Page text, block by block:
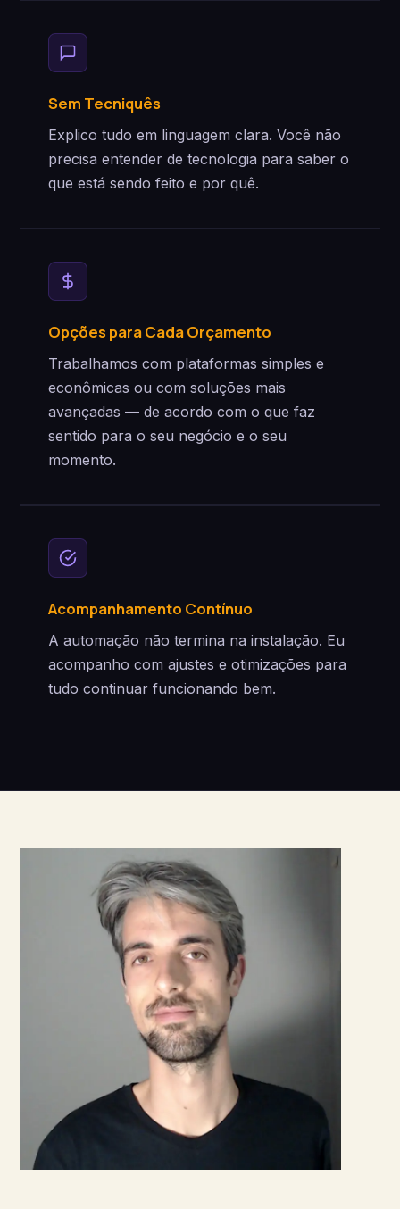
Sem Tecniquês
Explico tudo em linguagem clara. Você não
precisa entender de tecnologia para saber o
que está sendo feito e por quê.
Opções para Cada Orçamento
Trabalhamos com plataformas simples e
econômicas ou com soluções mais
avançadas — de acordo com o que faz
sentido para o seu negócio e o seu
momento.
Acompanhamento Contínuo
A automação não termina na instalação. Eu
acompanho com ajustes e otimizações para
tudo continuar funcionando bem.